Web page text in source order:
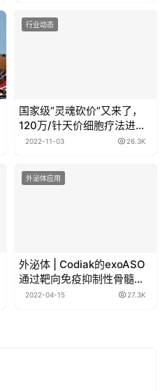
行业动态
国家级“灵魂砍价”又来了，
120万/针天价细胞疗法进入
医保谈判
2022-11-03 26.3K
外泌体应用
外泌体 | Codiak的exoASO
通过靶向免疫抑制性骨髓细
胞显示出显着的全身抗肿瘤
2022-04-15 27.3K